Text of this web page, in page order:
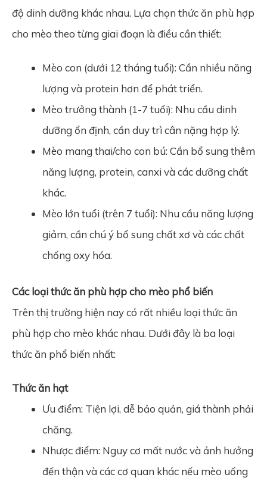
độ dinh dưỡng khác nhau. Lựa chọn thức ăn phù hợp
cho mèo theo từng giai đoạn là điều cần thiết:
Mèo con (dưới 12 tháng tuổi): Cần nhiều năng
lượng và protein hơn để phát triển.
Mèo trưởng thành (1-7 tuổi): Nhu cầu dinh
dưỡng ổn định, cần duy trì cân nặng hợp lý.
Mèo mang thai/cho con bú: Cần bổ sung thêm
năng lượng, protein, canxi và các dưỡng chất
khác.
Mèo lớn tuổi (trên 7 tuổi): Nhu cầu năng lượng
giảm, cần chú ý bổ sung chất xơ và các chất
chống oxy hóa.
Các loại thức ăn phù hợp cho mèo phổ biến
Trên thị trường hiện nay có rất nhiều loại thức ăn
phù hợp cho mèo khác nhau. Dưới đây là ba loại
thức ăn phổ biến nhất:
Thức ăn hạt
Ưu điểm: Tiện lợi, dễ bảo quản, giá thành phải
chăng.
Nhược điểm: Nguy cơ mất nước và ảnh hưởng
đến thận và các cơ quan khác nếu mèo uống